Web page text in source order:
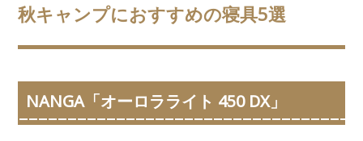
秋キャンプにおすすめの寝具5選
NANGA「オーロラライト 450 DX」